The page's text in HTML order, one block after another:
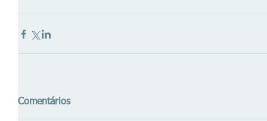
Comentários